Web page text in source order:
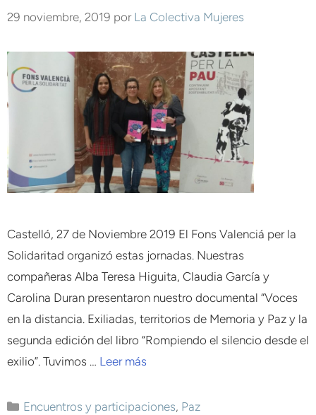
29 noviembre, 2019 por La Colectiva Mujeres
Castelló, 27 de Noviembre 2019 El Fons Valenciá per la
Solidaritad organizó estas jornadas. Nuestras
compañeras Alba Teresa Higuita, Claudia García y
Carolina Duran presentaron nuestro documental “Voces
en la distancia. Exiliadas, territorios de Memoria y Paz y la
segunda edición del libro “Rompiendo el silencio desde el
exilio”. Tuvimos … Leer más
Encuentros y participaciones, Paz